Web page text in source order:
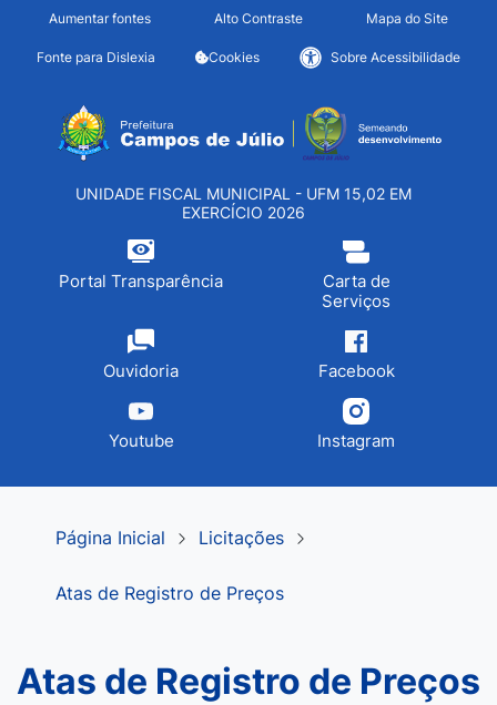
Seção de atalhos e links
Ir para o conteúdo [alt+1]
Ir para o menu [alt+2]
Ir para o rodapé [alt+4]
Aumentar fontes Alto Contraste Mapa do Site
Fonte para Dislexia Cookies Sobre Acessibilidade
Seção do menu principal
UNIDADE FISCAL MUNICIPAL - UFM 15,02 EM
EXERCÍCIO 2026
Portal Transparência
Carta de
Serviços
Ouvidoria Facebook
Youtube Instagram
Página Inicial Licitações
Atas de Registro de Preços
Atas de Registro de Preços